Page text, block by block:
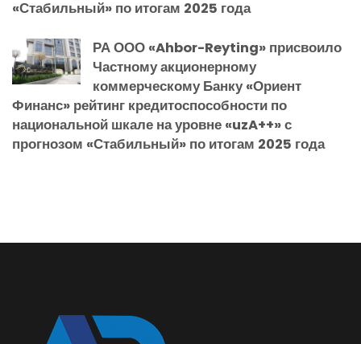
«Стабильный» по итогам 2025 года
РА ООО «Ahbor-Reyting» присвоило
Частному акционерному
коммерческому Банку «Ориент
Финанс» рейтинг кредитоспособности по
национальной шкале на уровне «uzA++» с
прогнозом «Стабильный» по итогам 2025 года